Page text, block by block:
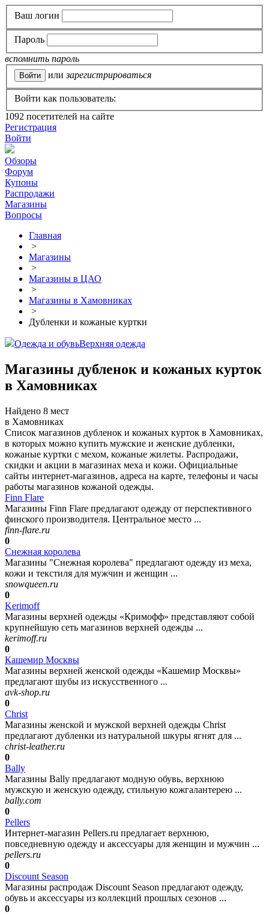
Ваш логин
Пароль
вспомнить пароль
или зарегистрироваться
Войти как пользователь:
1092 посетителей на сайте
Регистрация
Войти
Обзоры
Форум
Купоны
Распродажи
Магазины
Вопросы
Главная
>
Магазины
>
Магазины в ЦАО
>
Магазины в Хамовниках
>
Дубленки и кожаные куртки
Одежда и обувьВерхняя одежда
Магазины дубленок и кожаных курток
в Хамовниках
Найдено 8 мест
в Хамовниках
Список магазинов дубленок и кожаных курток в Хамовниках,
в которых можно купить мужские и женские дубленки,
кожаные куртки с мехом, кожаные жилеты. Распродажи,
скидки и акции в магазинах меха и кожи. Официальные
сайты интернет-магазинов, адреса на карте, телефоны и часы
работы магазинов кожаной одежды.
Finn Flare
Магазины Finn Flare предлагают одежду от перспективного
финского производителя. Центральное место ...
finn-flare.ru
0
Снежная королева
Магазины "Снежная королева" предлагают одежду из меха,
кожи и текстиля для мужчин и женщин ...
snowqueen.ru
0
Kerimoff
Магазины верхней одежды «Кримофф» представляют собой
крупнейшую сеть магазинов верхней одежды ...
kerimoff.ru
0
Кашемир Москвы
Магазины верхней женской одежды «Кашемир Москвы»
предлагают шубы из искусственного ...
avk-shop.ru
0
Christ
Магазины женской и мужской верхней одежды Christ
предлагают дубленки из натуральной шкуры ягнят для ...
christ-leather.ru
0
Bally
Магазины Bally предлагают модную обувь, верхнюю
мужскую и женскую одежду, стильную кожгалантерею ...
bally.com
0
Pellers
Интернет-магазин Pellers.ru предлагает верхнюю,
повседневную одежду и аксессуары для женщин и мужчин ...
pellers.ru
0
Discount Season
Магазины распродаж Discount Season предлагают одежду,
обувь и аксессуары из коллекций прошлых сезонов ...
0